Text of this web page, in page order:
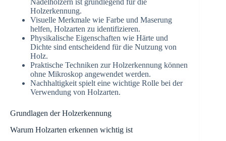
Nadelhölzern ist grundlegend für die
Holzerkennung.
Visuelle Merkmale wie Farbe und Maserung
helfen, Holzarten zu identifizieren.
Physikalische Eigenschaften wie Härte und
Dichte sind entscheidend für die Nutzung von
Holz.
Praktische Techniken zur Holzerkennung können
ohne Mikroskop angewendet werden.
Nachhaltigkeit spielt eine wichtige Rolle bei der
Verwendung von Holzarten.
Grundlagen der Holzerkennung
Warum Holzarten erkennen wichtig ist